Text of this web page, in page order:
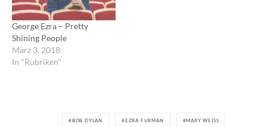
George Ezra – Pretty
Shining People
März 3, 2018
In "Rubriken"
BOB DYLAN EZRA FURMAN MARY WEISS